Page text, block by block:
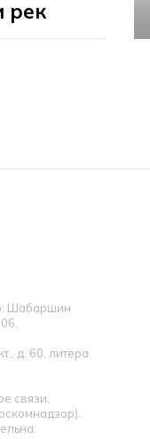
рек
Шабаршин
д. 60, литера
связи,